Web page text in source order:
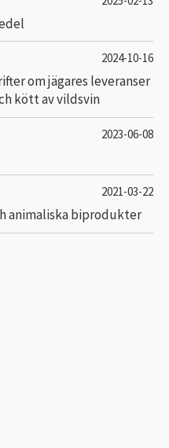
2024-10-16
om jägares leveranser
kött av vildsvin
2023-06-08
2021-03-22
animaliska biprodukter